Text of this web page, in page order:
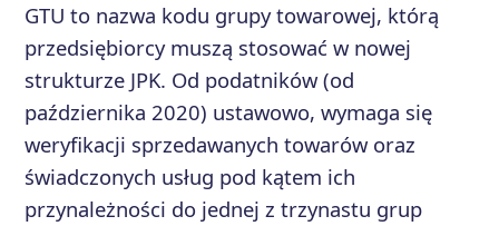
GTU to nazwa kodu grupy towarowej, którą
przedsiębiorcy muszą stosować w nowej
strukturze JPK. Od podatników (od
października 2020) ustawowo, wymaga się
weryfikacji sprzedawanych towarów oraz
świadczonych usług pod kątem ich
przynależności do jednej z trzynastu grup